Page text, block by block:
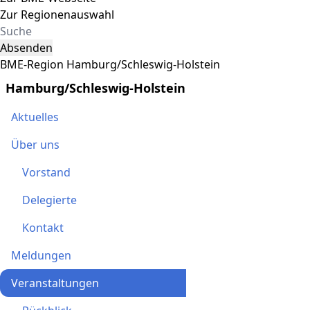
Zur Regionenauswahl
Absenden
BME-Region Hamburg/Schleswig-Holstein
Hamburg/Schleswig-Holstein
Aktuelles
Über uns
Vorstand
Delegierte
Kontakt
Meldungen
Veranstaltungen